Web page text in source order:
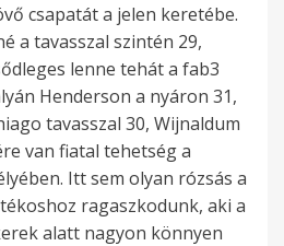
csapatát a jelen keretébe.
a tavasszal szintén 29,
lenne tehát a fab3
Henderson a nyáron 31,
tavasszal 30, Wijnaldum
van fiatal tehetség a
Itt sem olyan rózsás a
ragaszkodunk, aki a
alatt nagyon könnyen